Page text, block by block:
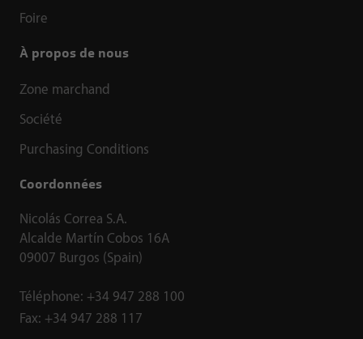
Foire
À propos de nous
Zone marchand
Société
Purchasing Conditions
Coordonnées
Nicolás Correa S.A.
Alcalde Martín Cobos 16A
09007 Burgos (Spain)
Téléphone: +34 947 288 100
Fax: +34 947 288 117